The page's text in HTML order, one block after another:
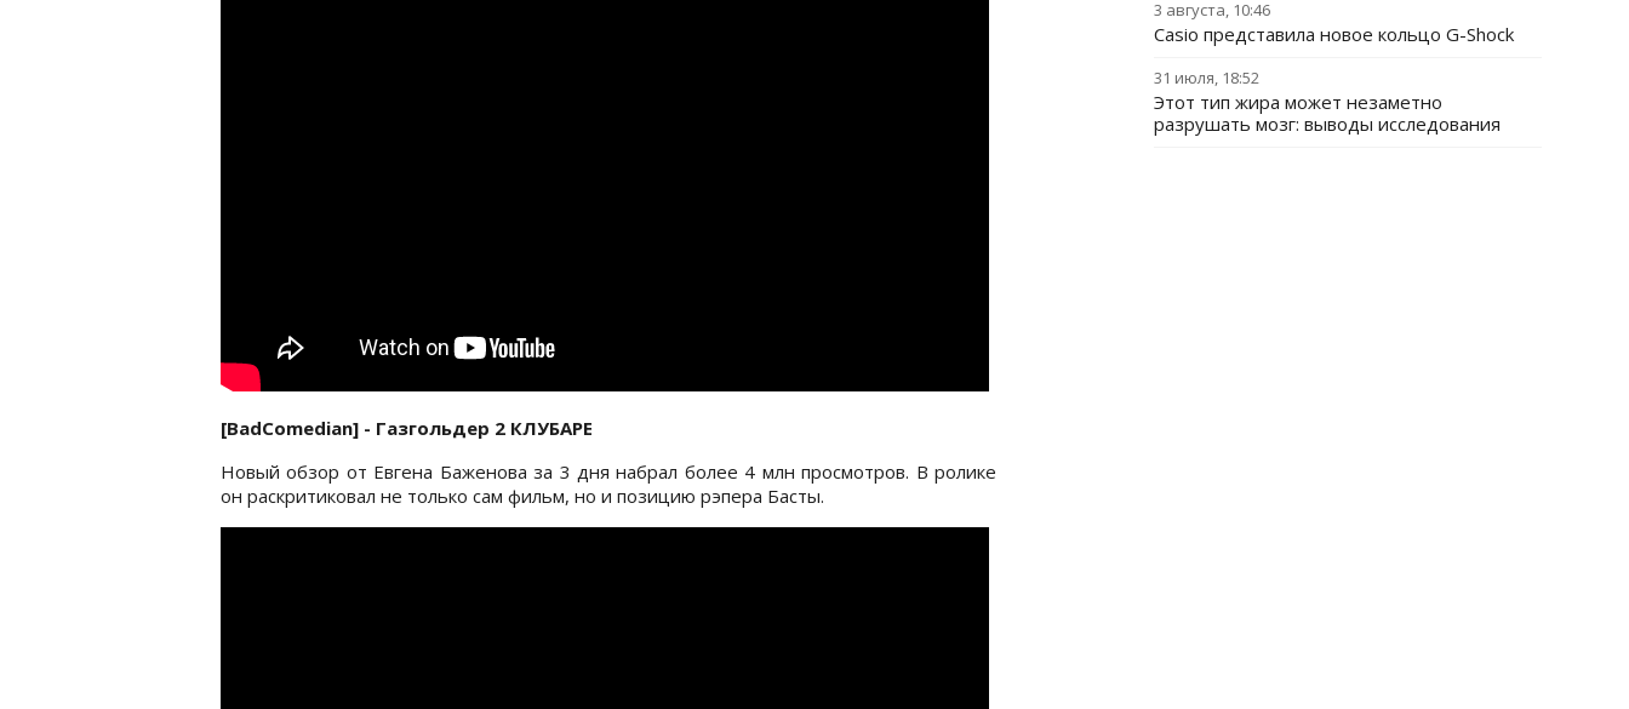
[BadComedian] - Газгольдер 2 КЛУБАРЕ
Новый обзор от Евгена Баженова за 3 дня набрал более 4 млн просмотров. В ролике
он раскритиковал не только сам фильм, но и позицию рэпера Басты.
3 августа, 10:46
Casio представила новое кольцо G-Shock
31 июля, 18:52
Этот тип жира может незаметно
разрушать мозг: выводы исследования